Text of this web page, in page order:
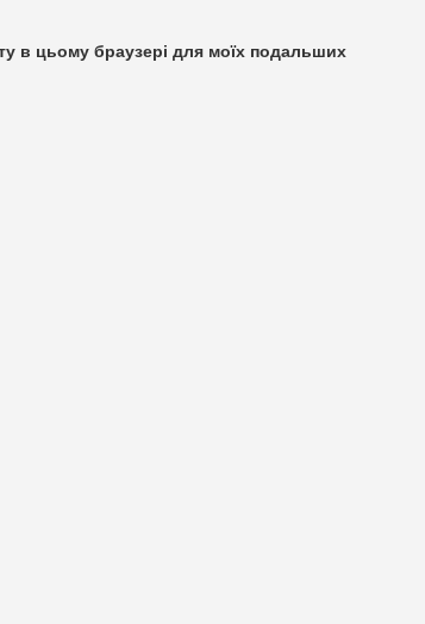
в цьому браузері для моїх подальших